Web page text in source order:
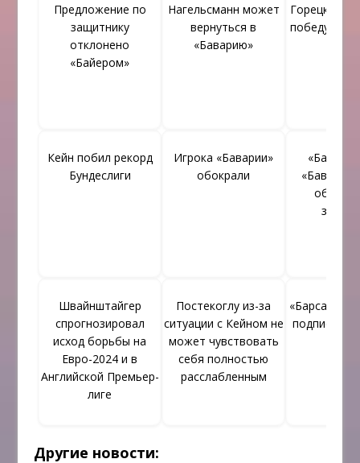
Предложение по
защитнику
отклонено
«Байером»
Нагельсманн может
вернуться в
«Баварию»
Горецка
победу на
Кейн побил рекорд
Бундеслиги
Игрока «Баварии»
обокрали
Швайнштайгер
спрогнозировал
исход борьбы на
Евро-2024 и в
Английской Премьер-
лиге
Постекоглу из-за
ситуации с Кейном не
может чувствовать
себя полностью
расслабленным
«Барса» не
Другие новости: